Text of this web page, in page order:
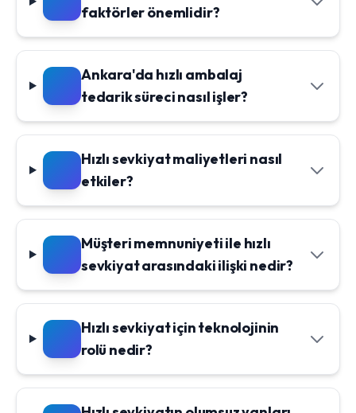
faktörler önemlidir?
Ankara'da hızlı ambalaj
tedarik süreci nasıl işler?
Hızlı sevkiyat maliyetleri nasıl
etkiler?
Müşteri memnuniyeti ile hızlı
sevkiyat arasındaki ilişki nedir?
Hızlı sevkiyat için teknolojinin
rolü nedir?